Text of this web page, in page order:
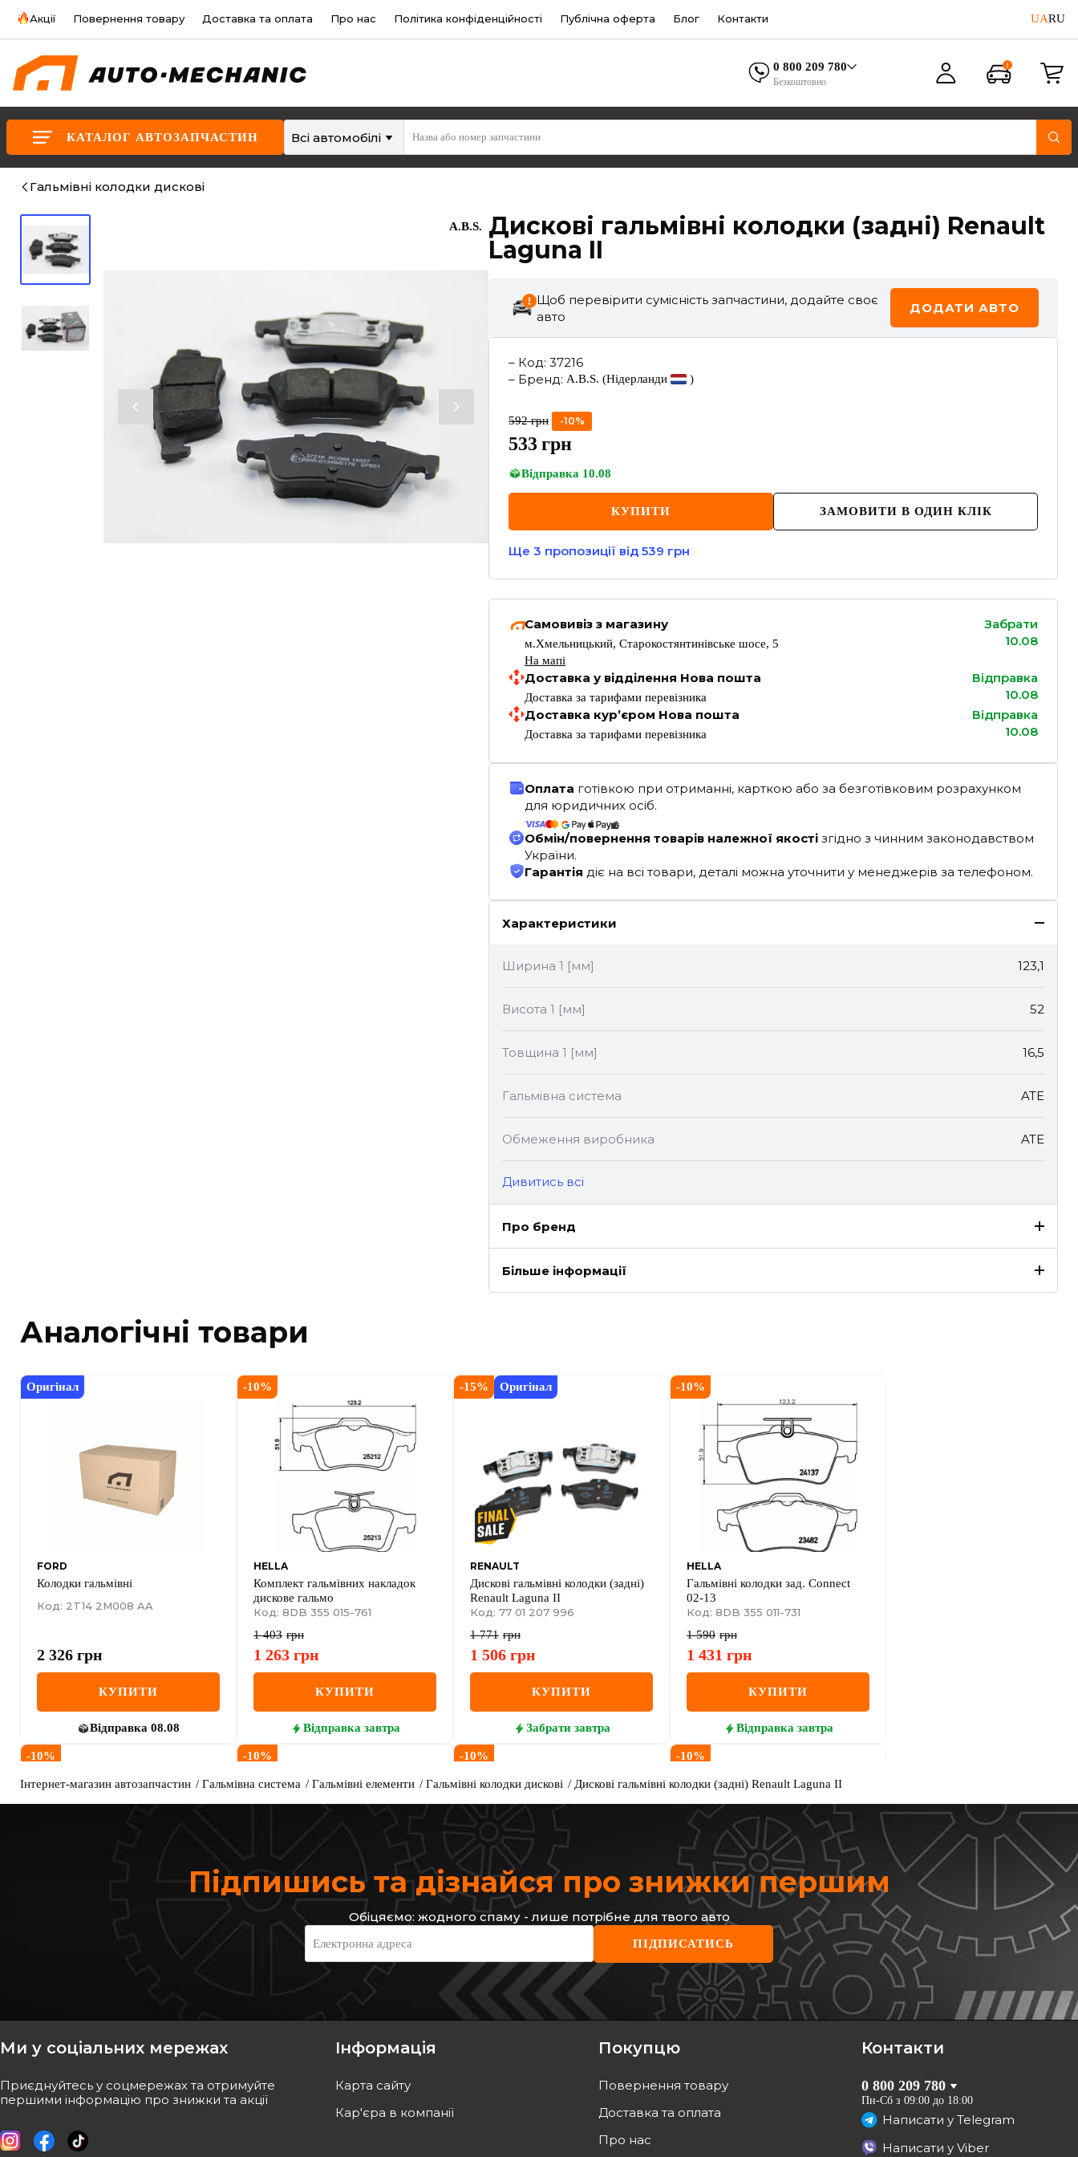
Акції Повернення товару Доставка та оплата Про нас Політика конфіденційності Публічна оферта Блог Контакти UARU
0 800 209 780
Безкоштовно
КАТАЛОГ АВТОЗАПЧАСТИН Всі автомобілі
Гальмівні колодки дискові
A.B.S.
Дискові гальмівні колодки (задні) Renault
Laguna II
Щоб перевірити сумісність запчастини, додайте своє
авто
ДОДАТИ АВТО
– Код: 37216
– Бренд: A.B.S. (Нідерланди )
592 грн -10%
533грн
Відправка 10.08
КУПИТИ ЗАМОВИТИ В ОДИН КЛІК
Ще 3 пропозиції від 539 грн
Самовивіз з магазину
м.Хмельницький, Старокостянтинівське шосе, 5
На мапі
Забрати
10.08
Доставка у відділення Нова пошта
Доставка за тарифами перевізника
Відправка
10.08
Доставка кур’єром Нова пошта
Доставка за тарифами перевізника
Відправка
10.08
Оплата готівкою при отриманні, карткою або за безготівковим розрахунком
для юридичних осіб.
Обмін/повернення товарів належної якості згідно з чинним законодавством
України.
Гарантія діє на всі товари, деталі можна уточнити у менеджерів за телефоном.
Характеристики
Ширина 1 [мм] 123,1
Висота 1 [мм] 52
Товщина 1 [мм] 16,5
Гальмівна система ATE
Обмеження виробника ATE
Дивитись всі
Про бренд
Більше інформації
Аналогічні товари
Оригінал
FORD
Колодки гальмівні
Код: 2T14 2M008 AA
2 326 грн
КУПИТИ
Відправка 08.08
-10%
HELLA
Комплект гальмівних накладок
дискове гальмо
Код: 8DB 355 015-761
1 403 грн
1 263 грн
КУПИТИ
Відправка завтра
-15% Оригінал
RENAULT
Дискові гальмівні колодки (задні)
Renault Laguna II
Код: 77 01 207 996
1 771 грн
1 506 грн
КУПИТИ
Забрати завтра
-10%
HELLA
Гальмівні колодки зад. Connect
02-13
Код: 8DB 355 011-731
1 590 грн
1 431 грн
КУПИТИ
Відправка завтра
-10%
680 грн
Відправка 08.08
-10%
TOMEX Brakes
Гальмiвнi колодки дисковi
Код: TX 12-95
768 грн
КУПИТИ
-10%
Код: TX 14-28
993 грн
894 грн
-10%
Гальмівні колодки задні Ford
Focus II
Код: PP-005AF
812 грн
731 грн
Інтернет-магазин автозапчастин Гальмівна система Гальмівні елементи Гальмівні колодки дискові Дискові гальмівні колодки (задні) Renault Laguna II
Підпишись та дізнайся про знижки першим
Обіцяємо: жодного спаму - лише потрібне для твого авто
Електронна адреса ПІДПИСАТИСЬ
Ми у соціальних мережах
Приєднуйтесь у соцмережах та отримуйте
першими інформацію про знижки та акції
Контакти
0 800 209 780
Пн-Сб з 09:00 до 18:00
Написати у Telegram
Написати у Viber
Інформація
Карта сайту
Кар'єра в компанії
Покупцю
Повернення товару
Доставка та оплата
Про нас